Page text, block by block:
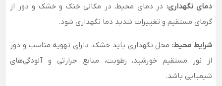
دمای نگهداری: در دمای محیط، در مکانی خنک و خشک و دور از
گرمای مستقیم و تغییرات شدید دما نگهداری شود.
شرایط محیط:محل نگهداری باید خشک، دارای تهویه مناسب و دور
از نور مستقیم خورشید، رطوبت، منابع حرارتی و آلودگی‌های
شیمیایی باشد.